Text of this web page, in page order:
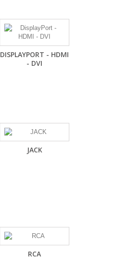
DISPLAYPORT - HDMI
- DVI
JACK
RCA